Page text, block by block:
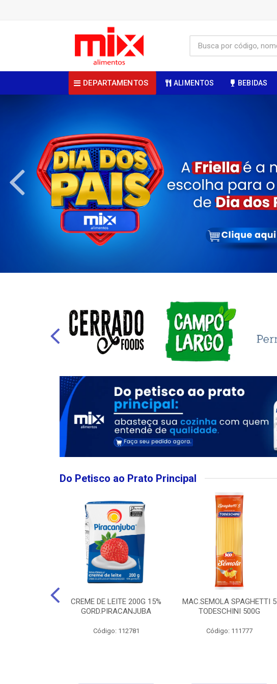
DEPARTAMENTOS ALIMENTOS BEBIDAS
Do Petisco ao Prato Principal
CREME DE LEITE 200G 15%
GORD.PIRACANJUBA
Código: 112781
MAC.SEMOLA SPAGHETTI 5
TODESCHINI 500G
Código: 111777